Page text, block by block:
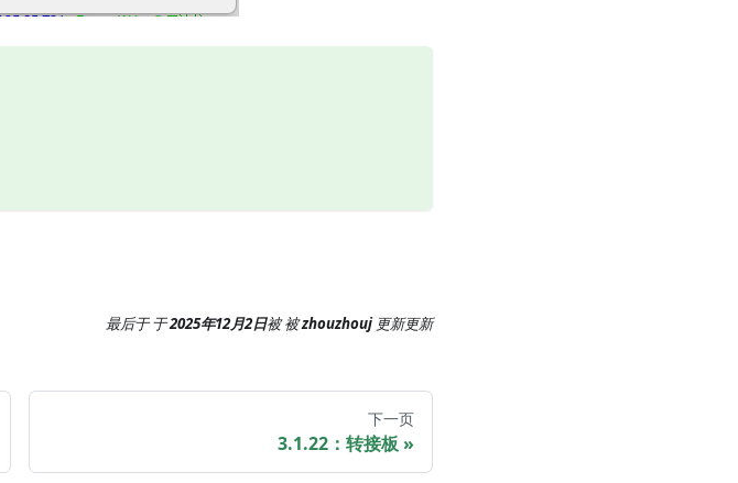
最后于于2025年12月2日被被zhouzhouj更新更新
下一页
3.1.22：转接板